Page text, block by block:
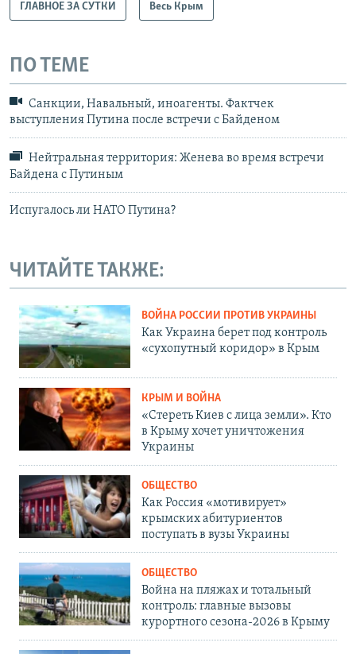
ГЛАВНОЕ ЗА СУТКИ Весь Крым
ПО ТЕМЕ
Санкции, Навальный, иноагенты. Фактчек
выступления Путина после встречи с Байденом
Нейтральная территория: Женева во время встречи
Байдена с Путиным
Испугалось ли НАТО Путина?
ЧИТАЙТЕ ТАКЖЕ:
ВОЙНА РОССИИ ПРОТИВ УКРАИНЫ
Как Украина берет под контроль
«сухопутный коридор» в Крым
КРЫМ И ВОЙНА
«Стереть Киев с лица земли». Кто
в Крыму хочет уничтожения
Украины
ОБЩЕСТВО
Как Россия «мотивирует»
крымских абитуриентов
поступать в вузы Украины
ОБЩЕСТВО
Война на пляжах и тотальный
контроль: главные вызовы
курортного сезона-2026 в Крыму